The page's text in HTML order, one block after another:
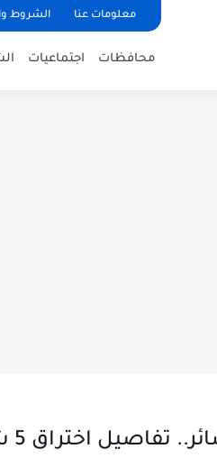
معلومات عنا الشروط
محافظات اجتماعيات